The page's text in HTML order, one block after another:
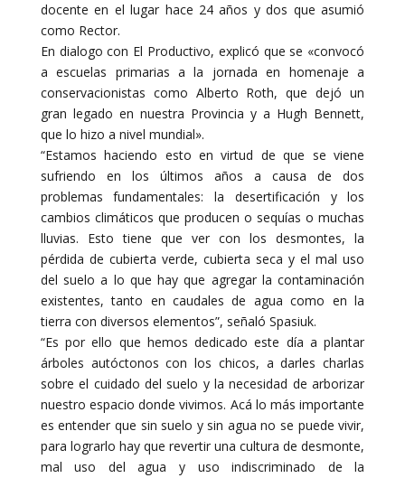
docente en el lugar hace 24 años y dos que asumió
como Rector.
En dialogo con El Productivo, explicó que se «convocó
a escuelas primarias a la jornada en homenaje a
conservacionistas como Alberto Roth, que dejó un
gran legado en nuestra Provincia y a Hugh Bennett,
que lo hizo a nivel mundial».
“Estamos haciendo esto en virtud de que se viene
sufriendo en los últimos años a causa de dos
problemas fundamentales: la desertificación y los
cambios climáticos que producen o sequías o muchas
lluvias. Esto tiene que ver con los desmontes, la
pérdida de cubierta verde, cubierta seca y el mal uso
del suelo a lo que hay que agregar la contaminación
existentes, tanto en caudales de agua como en la
tierra con diversos elementos”, señaló Spasiuk.
“Es por ello que hemos dedicado este día a plantar
árboles autóctonos con los chicos, a darles charlas
sobre el cuidado del suelo y la necesidad de arborizar
nuestro espacio donde vivimos. Acá lo más importante
es entender que sin suelo y sin agua no se puede vivir,
para lograrlo hay que revertir una cultura de desmonte,
mal uso del agua y uso indiscriminado de la